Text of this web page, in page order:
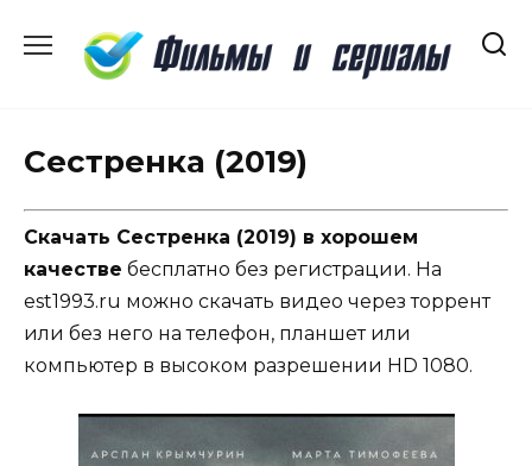
содержанию
Сестренка (2019)
Скачать Сестренка (2019) в хорошем
качестве бесплатно без регистрации. На
est1993.ru можно скачать видео через торрент
или без него на телефон, планшет или
компьютер в высоком разрешении HD 1080.